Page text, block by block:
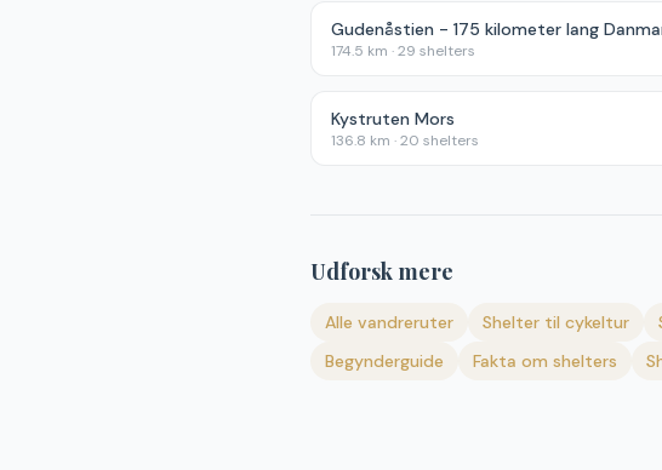
174.5 km ·29 shelters
Kystruten Mors
136.8 km ·20 shelters
Udforsk mere
Alle vandreruter Shelter til cykeltur
Begynderguide
Fakta om shelters